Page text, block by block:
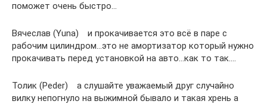
поможет очень быстро…
Вячеслав (Yuna) и прокачивается это всё в паре с
рабочим цилиндром…это не амортизатор который нужно
прокачивать перед установкой на авто…как то так….
Толик (Peder) а слушайте уважаемый друг случайно
вилку непогнуло на выжимной бывало и такая хрень а